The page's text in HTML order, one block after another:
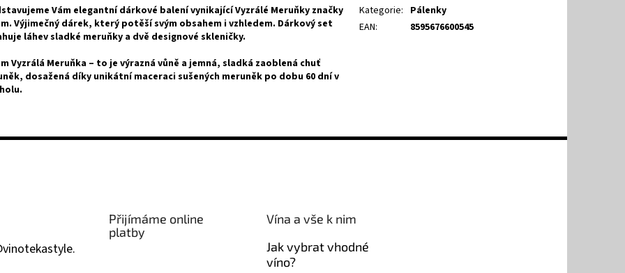
Vám elegantní dárkové balení vynikající Vyzrálé Meruňky značky
Výjimečný dárek, který potěší svým obsahem i vzhledem. Dárkový set
láhev sladké meruňky a dvě designové skleničky.
Vyzrálá Meruňka – to je výrazná vůně a jemná, sladká zaoblená chuť
dosažená díky unikátní maceraci sušených meruněk po dobu 60 dní v
Kategorie: Pálenky
EAN: 8595676600545
vinotekastyle.
Přijímáme online
platby
Vína a vše k nim
Jak vybrat vhodné
víno?